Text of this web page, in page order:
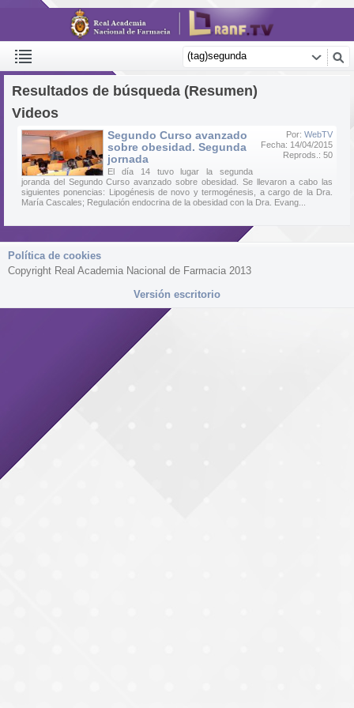
Resultados de búsqueda (Resumen)
Videos
Por: WebTV
Fecha: 14/04/2015
Reprods.: 50
Segundo Curso avanzado
sobre obesidad. Segunda
jornada
El día 14 tuvo lugar la segunda
joranda del Segundo Curso avanzado sobre obesidad. Se llevaron a cabo las
siguientes ponencias: Lipogénesis de novo y termogénesis, a cargo de la Dra.
María Cascales; Regulación endocrina de la obesidad con la Dra. Evang...
Política de cookies
Copyright Real Academia Nacional de Farmacia 2013
Versión escritorio